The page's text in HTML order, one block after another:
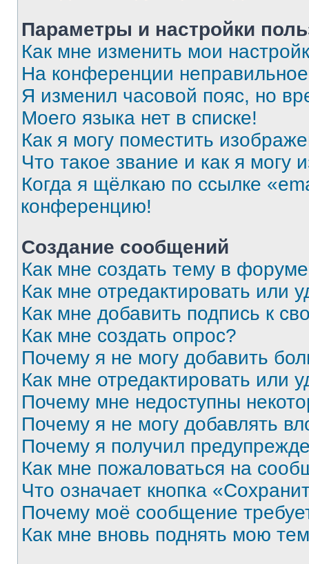
Параметры и настройки
Как мне изменить мои
На конференции
Я изменил часовой пояс, но
Моего языка нет в списке!
Как я могу поместить
Что такое звание и как я могу
Когда я щёлкаю по ссылке
конференцию!
Создание сообщений
Как мне создать тему в
Как мне отредактировать или
Как мне добавить подпись к
Как мне создать опрос?
Почему я не могу добавить
Как мне отредактировать или
Почему мне недоступны
Почему я не могу добавлять
Почему я получил
Как мне пожаловаться на
Что означает кнопка
Почему моё сообщение
Как мне вновь поднять мою